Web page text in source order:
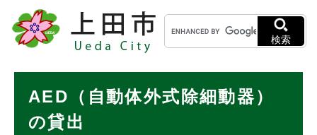
メニューを飛ばして本文へ
キ
ー
ワ
検
検索
AED（自動体外式除細動器）
の貸出